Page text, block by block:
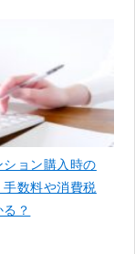
ョン購入時の
数料や消費税
？